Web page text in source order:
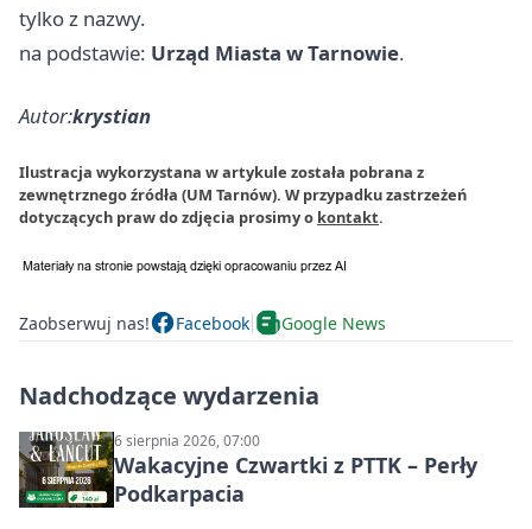
tylko z nazwy.
na podstawie: Urząd Miasta w Tarnowie.
Autor:krystian
Ilustracja wykorzystana w artykule została pobrana z
zewnętrznego źródła (UM Tarnów). W przypadku zastrzeżeń
dotyczących praw do zdjęcia prosimy o kontakt.
Zaobserwuj nas! Facebook Google News
Nadchodzące wydarzenia
6 sierpnia 2026, 07:00
Wakacyjne Czwartki z PTTK – Perły
Podkarpacia